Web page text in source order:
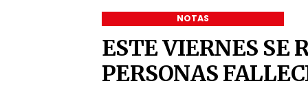
ESTE VIERNES SE
PERSONAS
NOTAS